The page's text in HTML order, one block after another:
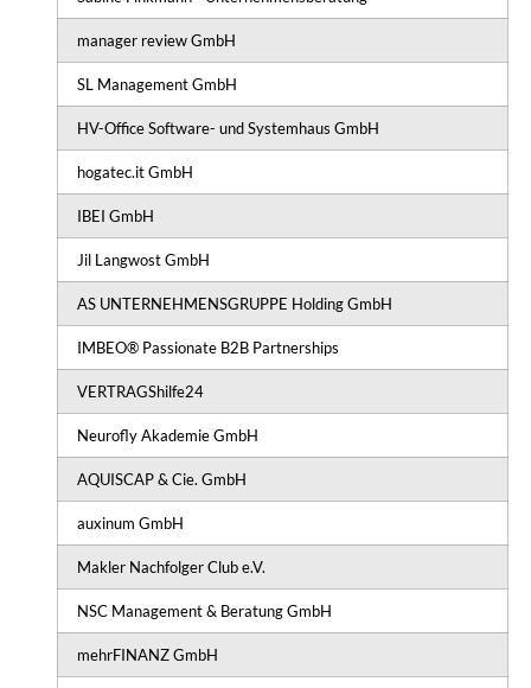
manager review GmbH
SL Management GmbH
HV-Office Software- und Systemhaus GmbH
hogatec.it GmbH
IBEI GmbH
Jil Langwost GmbH
AS UNTERNEHMENSGRUPPE Holding GmbH
IMBEO® Passionate B2B Partnerships
VERTRAGShilfe24
Neurofly Akademie GmbH
AQUISCAP & Cie. GmbH
auxinum GmbH
Makler Nachfolger Club e.V.
NSC Management & Beratung GmbH
mehrFINANZ GmbH